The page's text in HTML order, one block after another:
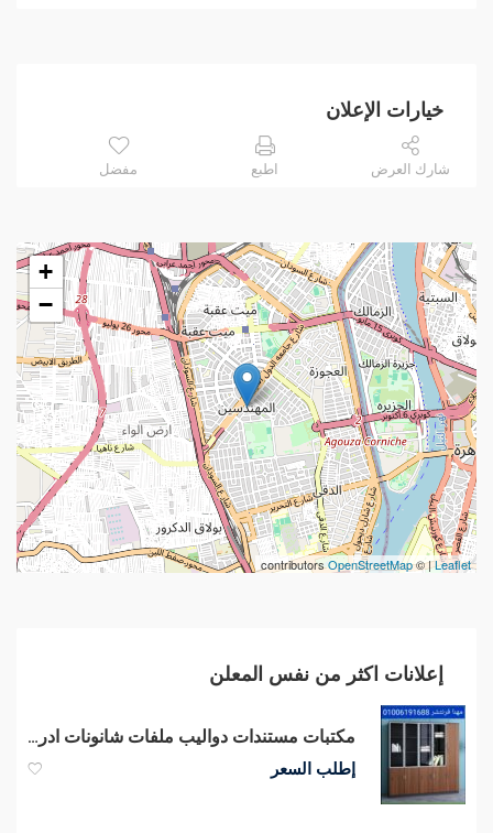
خيارات الإعلان
شارك العرض اطبع مفضل
+
−
Leaflet
| ©
OpenStreetMap
contributors
إعلانات اكثر من نفس المعلن
مكتبات مستندات دواليب ملفات شانونات ادراج مكتبات مودرن أثاث شركات
إطلب السعر